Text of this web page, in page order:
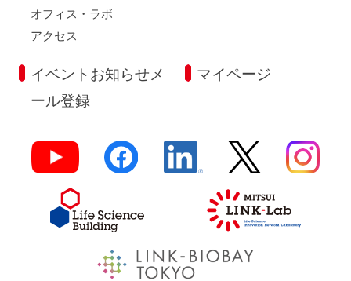
オフィス・ラボ
アクセス
イベントお知らせメ
ール登録
マイページ